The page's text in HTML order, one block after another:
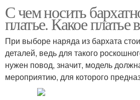
С чем носить
платье. Какое платье
При выборе наряда из бархата
деталей, ведь для такого
нужен повод, значит, модель
мероприятию, для которого